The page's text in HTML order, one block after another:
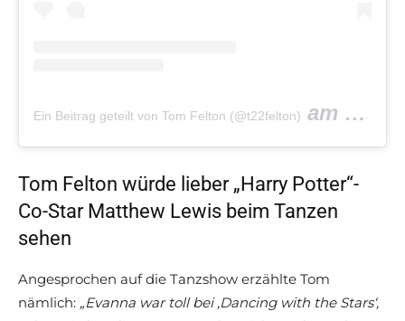
Ein Beitrag geteilt von Tom Felton (@t22felton) am Aug 11,
Tom Felton würde lieber „Harry Potter“-
Co-Star Matthew Lewis beim Tanzen
sehen
Angesprochen auf die Tanzshow erzählte Tom
nämlich: „Evanna war toll bei ‚Dancing with the Stars‘,